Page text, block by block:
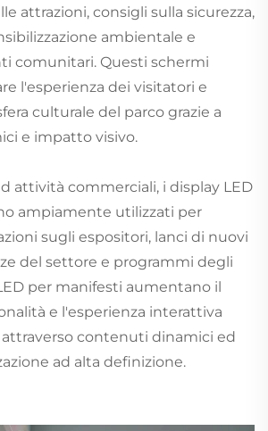
attrazioni, consigli sulla sicurezza,
ambientale e
comunitari. Questi schermi
l'esperienza dei visitatori e
culturale del parco grazie a
e impatto visivo.
attività commerciali, i display LED
ampiamente utilizzati per
sugli espositori, lanci di nuovi
del settore e programmi degli
per manifesti aumentano il
e l'esperienza interattiva
contenuti dinamici ed
ad alta definizione.